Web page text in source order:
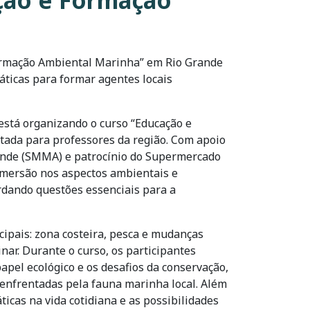
Ambiental Marinha” em Rio Grande
para formar agentes locais
organizando o curso “Educação e
para professores da região. Com apoio
(SMMA) e patrocínio do Supermercado
nos aspectos ambientais e
questões essenciais para a
zona costeira, pesca e mudanças
Durante o curso, os participantes
ecológico e os desafios da conservação,
pela fauna marinha local. Além
na vida cotidiana e as possibilidades